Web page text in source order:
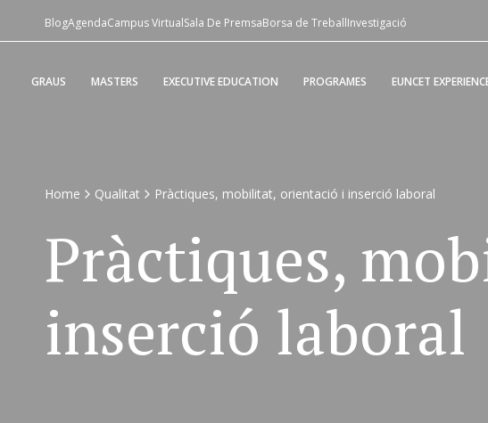
GRAUS MASTERS EXECUTIVE EDUCATION PROGRAMES EUNCET
BlogAgendaCampus VirtualSala De PremsaBorsa de TreballInvestigació
Home Qualitat Pràctiques, mobilitat, orientació i inserció laboral
Pràctiques,
inserció laboral